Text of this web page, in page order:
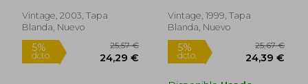
Somalia, and Eritrea
(Vintage Departures)
Vintage, 2003, Tapa
Blanda, Nuevo
Vintage, 1999, Tapa
Blanda, Nuevo